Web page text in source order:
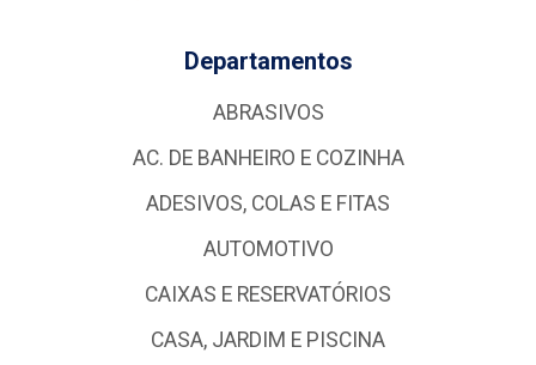
Departamentos
ABRASIVOS
AC. DE BANHEIRO E COZINHA
ADESIVOS, COLAS E FITAS
AUTOMOTIVO
CAIXAS E RESERVATÓRIOS
CASA, JARDIM E PISCINA